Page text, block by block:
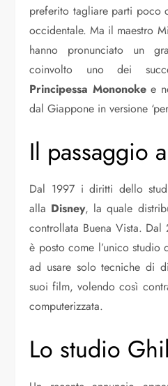
preferito tagliare parti poco
occidentale. Ma il maestro
hanno pronunciato un
coinvolto uno dei
Principessa Mononokee
dal Giappone in versione
Il passaggio
Dal 1997 i diritti dello
alla Disney, la quale
controllata Buena Vista.
è posto come l’unico studio
ad usare solo tecniche di
suoi film, volendo così
computerizzata.
Lo studio